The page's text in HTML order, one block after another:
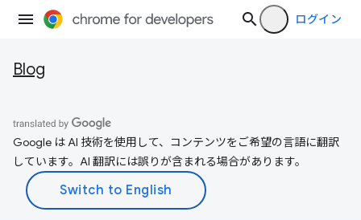
ログイン
Blog
Google は AI 技術を使用して、コンテンツをご希望の言語に翻訳
しています。AI 翻訳には誤りが含まれる場合があります。